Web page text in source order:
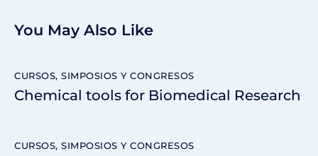
You May Also Like
CURSOS, SIMPOSIOS Y CONGRESOS
Chemical tools for Biomedical Research
CURSOS, SIMPOSIOS Y CONGRESOS